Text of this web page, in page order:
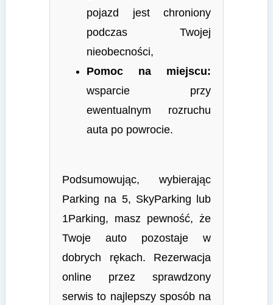
pojazd jest chroniony
podczas Twojej
nieobecności,
Pomoc na miejscu:
wsparcie przy
ewentualnym rozruchu
auta po powrocie.
Podsumowując, wybierając
Parking na 5, SkyParking lub
1Parking, masz pewność, że
Twoje auto pozostaje w
dobrych rękach. Rezerwacja
online przez sprawdzony
serwis to najlepszy sposób na